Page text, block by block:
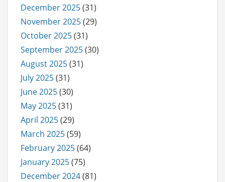
December 2025(31)
November 2025(29)
October 2025(31)
September 2025(30)
August 2025(31)
July 2025(31)
June 2025(30)
May 2025(31)
April 2025(29)
March 2025(59)
February 2025(64)
January 2025(75)
December 2024(81)